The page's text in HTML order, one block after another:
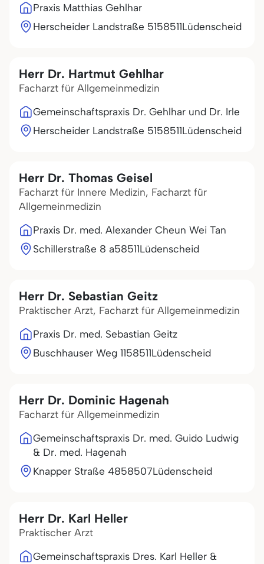
Praxis Matthias Gehlhar
Herscheider Landstraße 5158511Lüdenscheid
Herr Dr. Hartmut Gehlhar
Facharzt für Allgemeinmedizin
Gemeinschaftspraxis Dr. Gehlhar und Dr. Irle
Herscheider Landstraße 5158511Lüdenscheid
Herr Dr. Thomas Geisel
Facharzt für Innere Medizin, Facharzt für
Allgemeinmedizin
Praxis Dr. med. Alexander Cheun Wei Tan
Schillerstraße 8 a58511Lüdenscheid
Herr Dr. Sebastian Geitz
Praktischer Arzt, Facharzt für Allgemeinmedizin
Praxis Dr. med. Sebastian Geitz
Buschhauser Weg 1158511Lüdenscheid
Herr Dr. Dominic Hagenah
Facharzt für Allgemeinmedizin
Gemeinschaftspraxis Dr. med. Guido Ludwig
& Dr. med. Hagenah
Knapper Straße 4858507Lüdenscheid
Herr Dr. Karl Heller
Praktischer Arzt
Gemeinschaftspraxis Dres. Karl Heller &